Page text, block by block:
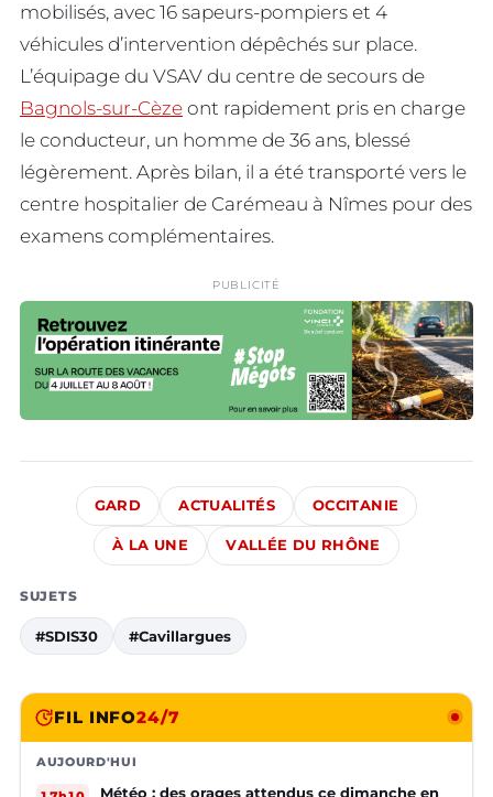
mobilisés, avec 16 sapeurs-pompiers et 4
véhicules d’intervention dépêchés sur place.
L’équipage du VSAV du centre de secours de
Bagnols-sur-Cèze ont rapidement pris en charge
le conducteur, un homme de 36 ans, blessé
légèrement. Après bilan, il a été transporté vers le
centre hospitalier de Carémeau à Nîmes pour des
examens complémentaires.
PUBLICITÉ
GARD ACTUALITÉS OCCITANIE
À LA UNE VALLÉE DU RHÔNE
SUJETS
#SDIS30 #Cavillargues
FIL INFO24/7
AUJOURD'HUI
Météo : des orages attendus ce dimanche en